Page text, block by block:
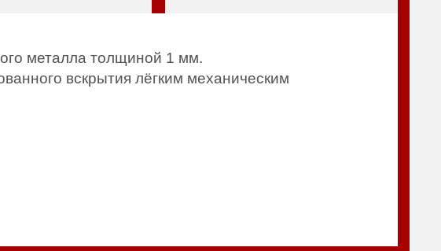
металла толщиной 1 мм.
вскрытия лёгким механическим